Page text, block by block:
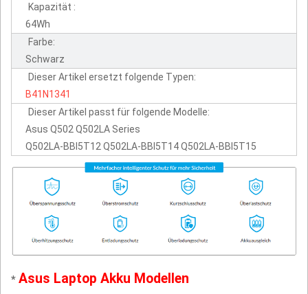
Kapazität :
64Wh
Farbe:
Schwarz
Dieser Artikel ersetzt folgende Typen:
B41N1341
Dieser Artikel passt für folgende Modelle:
Asus Q502 Q502LA Series
Q502LA-BBI5T12 Q502LA-BBI5T14 Q502LA-BBI5T15
* Asus Laptop Akku Modellen